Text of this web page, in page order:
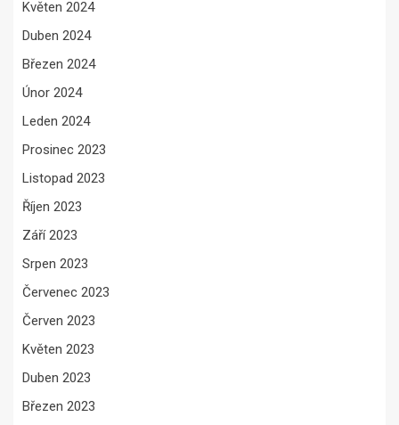
Květen 2024
Duben 2024
Březen 2024
Únor 2024
Leden 2024
Prosinec 2023
Listopad 2023
Říjen 2023
Září 2023
Srpen 2023
Červenec 2023
Červen 2023
Květen 2023
Duben 2023
Březen 2023